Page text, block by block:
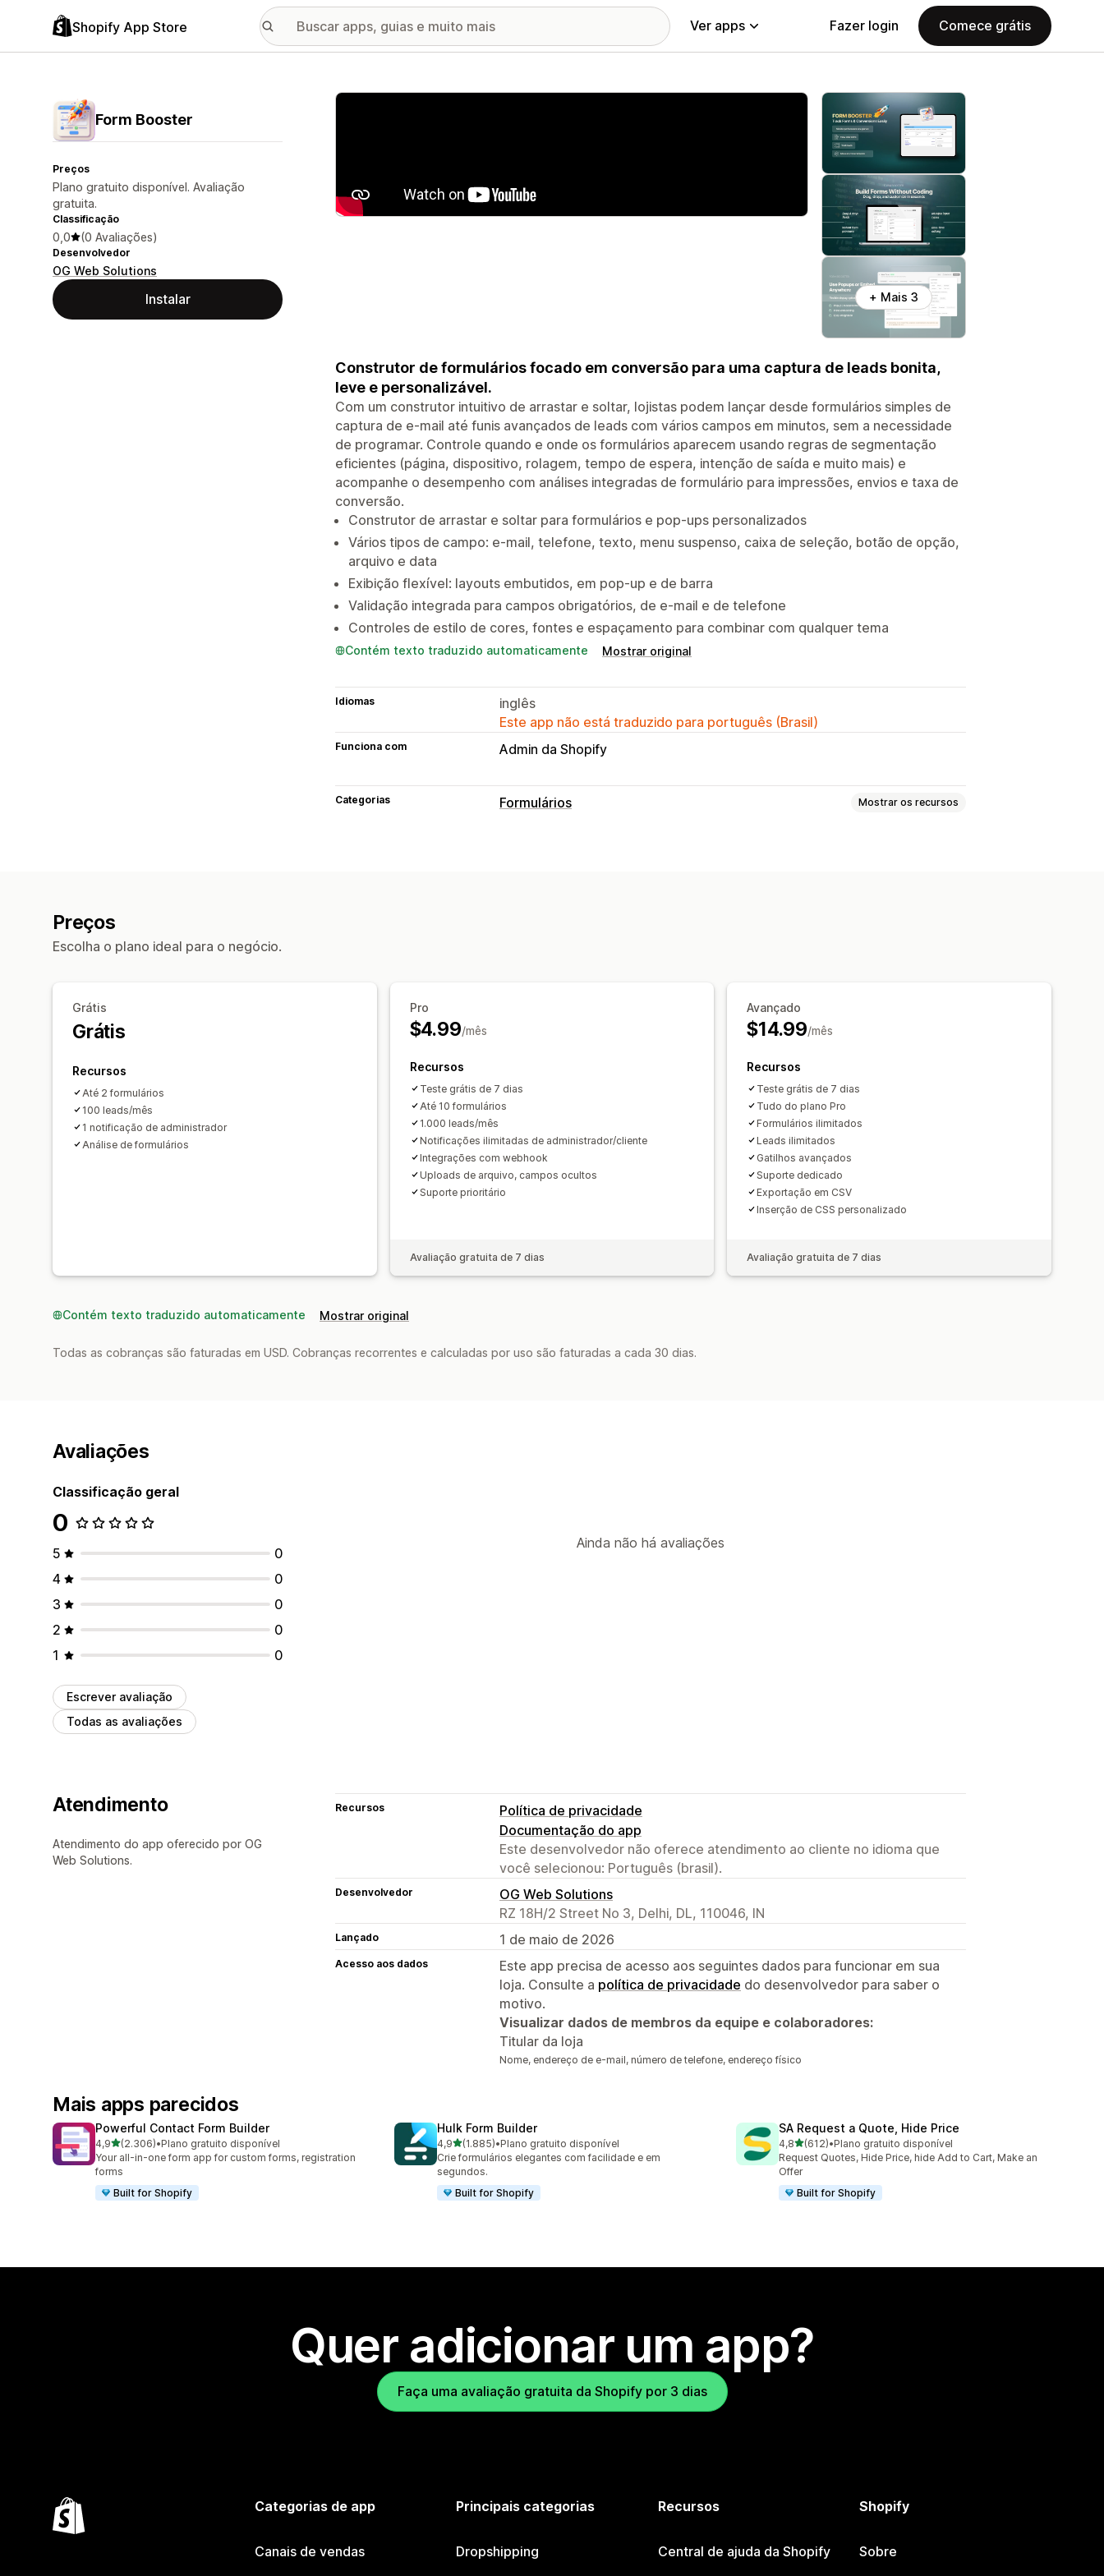
Shopify App Store Ver apps Fazer login Comece grátis
Form Booster
Preços
Plano gratuito disponível. Avaliação
gratuita.
Classificação
0,0 (0 Avaliações)
Desenvolvedor
OG Web Solutions
Instalar
Galeria de imagens em destaque
+ Mais 3
Construtor de formulários focado em conversão para uma captura de leads bonita,
leve e personalizável.
Com um construtor intuitivo de arrastar e soltar, lojistas podem lançar desde formulários simples de
captura de e-mail até funis avançados de leads com vários campos em minutos, sem a necessidade
de programar. Controle quando e onde os formulários aparecem usando regras de segmentação
eficientes (página, dispositivo, rolagem, tempo de espera, intenção de saída e muito mais) e
acompanhe o desempenho com análises integradas de formulário para impressões, envios e taxa de
conversão.
Construtor de arrastar e soltar para formulários e pop-ups personalizados
Vários tipos de campo: e-mail, telefone, texto, menu suspenso, caixa de seleção, botão de opção,
arquivo e data
Exibição flexível: layouts embutidos, em pop-up e de barra
Validação integrada para campos obrigatórios, de e-mail e de telefone
Controles de estilo de cores, fontes e espaçamento para combinar com qualquer tema
Contém texto traduzido automaticamente Mostrar original
Idiomas
inglês
Este app não está traduzido para português (Brasil)
Funciona com Admin da Shopify
Categorias Formulários Mostrar os recursos
Exportação de dados Painel de controle
Preços
Escolha o plano ideal para o negócio.
Grátis
Grátis
Recursos
Até 2 formulários
100 leads/mês
1 notificação de administrador
Análise de formulários
Pro
$4.99/mês
Recursos
Teste grátis de 7 dias
Até 10 formulários
1.000 leads/mês
Notificações ilimitadas de administrador/cliente
Integrações com webhook
Uploads de arquivo, campos ocultos
Suporte prioritário
Avaliação gratuita de 7 dias
Avançado
$14.99/mês
Recursos
Teste grátis de 7 dias
Tudo do plano Pro
Formulários ilimitados
Leads ilimitados
Gatilhos avançados
Suporte dedicado
Exportação em CSV
Inserção de CSS personalizado
Avaliação gratuita de 7 dias
Contém texto traduzido automaticamente Mostrar original
Todas as cobranças são faturadas em USD. Cobranças recorrentes e calculadas por uso são faturadas a cada 30 dias.
Avaliações
Classificação geral
0
5
0
4
0
3
0
2
0
1
0
Escrever avaliação
Todas as avaliações
Ainda não há avaliações
Atendimento
Atendimento do app oferecido por OG
Web Solutions.
Recursos
Política de privacidade
Documentação do app
Este desenvolvedor não oferece atendimento ao cliente no idioma que
você selecionou: Português (brasil).
Desenvolvedor
OG Web Solutions
RZ 18H/2 Street No 3, Delhi, DL, 110046, IN
Lançado 1 de maio de 2026
Acesso aos dados
Este app precisa de acesso aos seguintes dados para funcionar em sua
loja. Consulte a política de privacidade do desenvolvedor para saber o
motivo.
Visualizar dados de membros da equipe e colaboradores:
Titular da loja
Nome, endereço de e-mail, número de telefone, endereço físico
Mais apps parecidos
Powerful Contact Form Builder
4,9de 5 estrelas
(2.306)
2306 avaliações ao todo
•Plano gratuito disponível
Your all-in-one form app for custom forms, registration
forms
Built for Shopify
Hulk Form Builder
4,9de 5 estrelas
(1.885)
1885 avaliações ao todo
•Plano gratuito disponível
Crie formulários elegantes com facilidade e em
segundos.
Built for Shopify
SA Request a Quote, Hide Price
4,8de 5 estrelas
(612)
612 avaliações ao todo
•Plano gratuito disponível
Request Quotes, Hide Price, hide Add to Cart, Make an
Offer
Built for Shopify
Quer adicionar um app?
Faça uma avaliação gratuita da Shopify por 3 dias
Categorias de app
Canais de vendas
Principais categorias
Dropshipping
Recursos
Central de ajuda da Shopify
Shopify
Sobre